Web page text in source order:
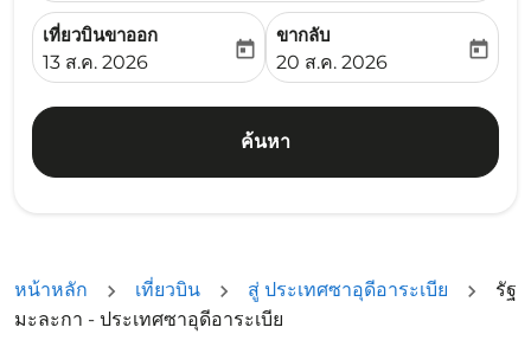
เที่ยวบินขาออก
fc-booking-departure-date-aria-label
13 ส.ค. 2026
today
ขากลับ
fc-booking-return-date-
20 ส.ค. 2026
today
ค้นหา
หน้าหลัก เที่ยวบิน สู่ ประเทศซาอุดีอาระเบีย
รัฐ
มะละกา - ประเทศซาอุดีอาระเบีย